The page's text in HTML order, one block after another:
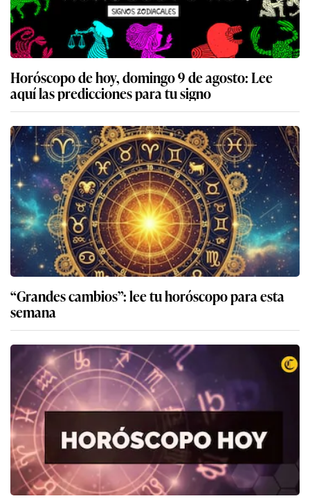
Horóscopo de hoy, domingo 9 de agosto: Lee
aquí las predicciones para tu signo
“Grandes cambios”: lee tu horóscopo para esta
semana